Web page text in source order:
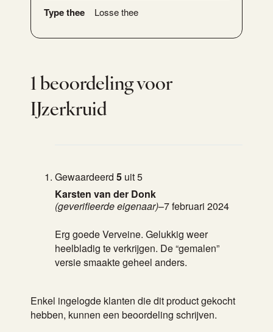
1 beoordeling voor
IJzerkruid
Gewaardeerd 5 uit 5
Karsten van der Donk
(geverifieerde eigenaar)–7 februari 2024
Erg goede Verveine. Gelukkig weer
heelbladig te verkrijgen. De “gemalen”
versie smaakte geheel anders.
Enkel ingelogde klanten die dit product gekocht
hebben, kunnen een beoordeling schrijven.
Type thee Losse thee